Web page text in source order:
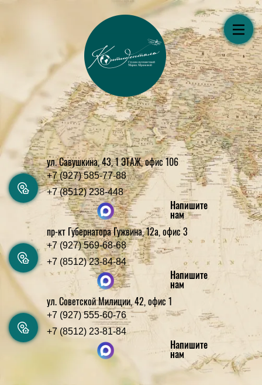
ул. Савушкина, 43, 1 ЭТАЖ, офис 106
+7 (927) 585-77-88
+7 (8512) 238-448
Напишите
нам
пр-кт Губернатора Гужвина, 12а, офис 3
+7 (927) 569-68-68
+7 (8512) 23-84-84
Напишите
нам
ул. Советской Милиции, 42, офис 1
+7 (927) 555-60-76
+7 (8512) 23-81-84
Напишите
нам